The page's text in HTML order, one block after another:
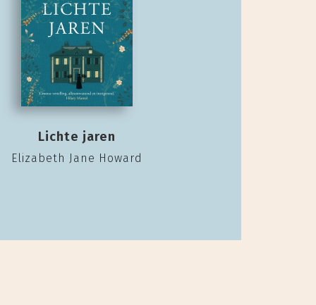
Lichte jaren
Elizabeth Jane Howard